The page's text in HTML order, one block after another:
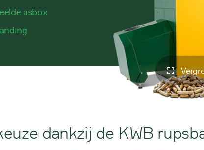
asbox
dankzij de KWB